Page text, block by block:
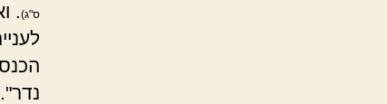
ס"ג).
נדר".